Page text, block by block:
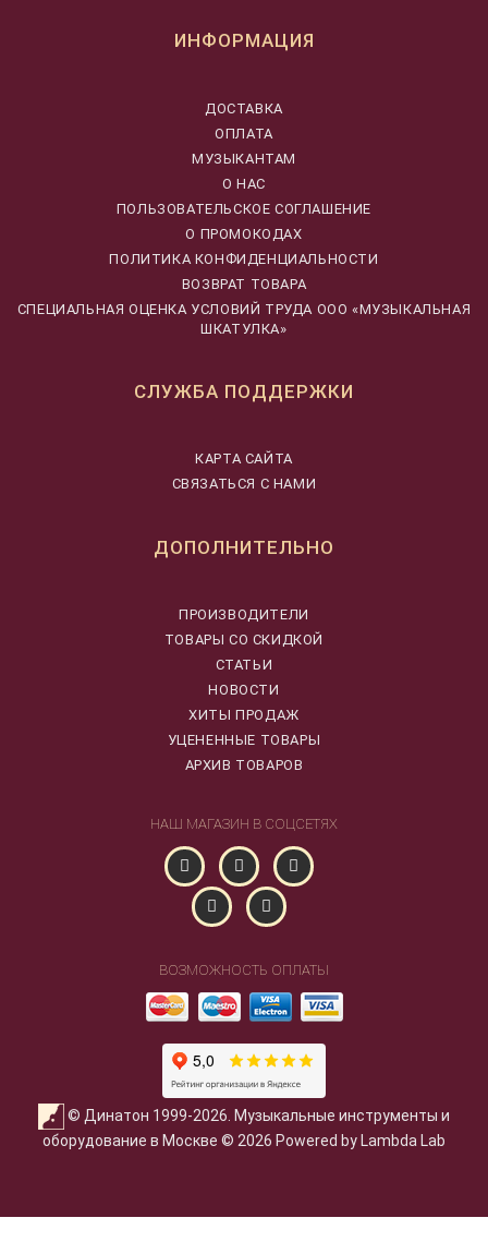
ИНФОРМАЦИЯ
ДОСТАВКА
ОПЛАТА
МУЗЫКАНТАМ
О НАС
ПОЛЬЗОВАТЕЛЬСКОЕ СОГЛАШЕНИЕ
О ПРОМОКОДАХ
ПОЛИТИКА КОНФИДЕНЦИАЛЬНОСТИ
ВОЗВРАТ ТОВАРА
CПЕЦИАЛЬНАЯ ОЦЕНКА УСЛОВИЙ ТРУДА ООО «МУЗЫКАЛЬНАЯ
ШКАТУЛКА»
СЛУЖБА ПОДДЕРЖКИ
КАРТА САЙТА
СВЯЗАТЬСЯ С НАМИ
ДОПОЛНИТЕЛЬНО
ПРОИЗВОДИТЕЛИ
ТОВАРЫ СО СКИДКОЙ
СТАТЬИ
НОВОСТИ
ХИТЫ ПРОДАЖ
УЦЕНЕННЫЕ ТОВАРЫ
АРХИВ ТОВАРОВ
НАШ МАГАЗИН В СОЦСЕТЯХ
ВОЗМОЖНОСТЬ ОПЛАТЫ
© Динатон 1999-2026. Музыкальные инструменты и
оборудование в Москве © 2026 Powered by Lambda Lab